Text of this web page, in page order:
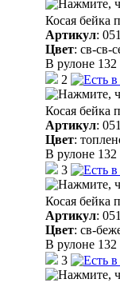
Косая бейка
Артикул:
Цвет: св-св-
В рулоне
2
Косая бейка
Артикул:
Цвет:
В рулоне
3
Косая бейка
Артикул:
Цвет: св-
В рулоне
3